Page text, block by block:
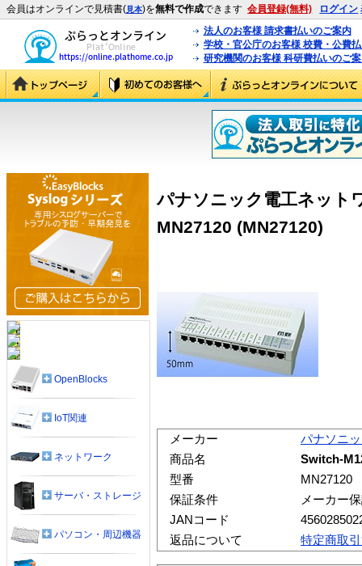
会員はオンラインで見積書(見本)を無料で作成できます 会員登録(無料) ログイン
法人のお客様 請求書払いのご案内
学校・官公庁のお客様 校費・公費
研究機関のお客様 科研費払いのご
パナソニック電工ネット
MN27120 (MN27120)
メーカー
パナソニ
商品名
Switch-
型番
MN27120
保証条件
メーカー
JANコード
返品について
特定商取
OpenBlocks
IoT関連
ネットワーク
サーバ・ストレージ
パソコン・周辺機器